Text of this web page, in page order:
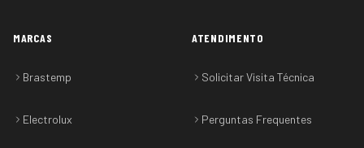
MARCAS
Brastemp
Electrolux
ATENDIMENTO
Solicitar Visita Técnica
Perguntas Frequentes